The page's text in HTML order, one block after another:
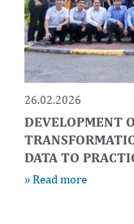
26.02.2026
DEVELOPMENT
DATA TO
» Read more